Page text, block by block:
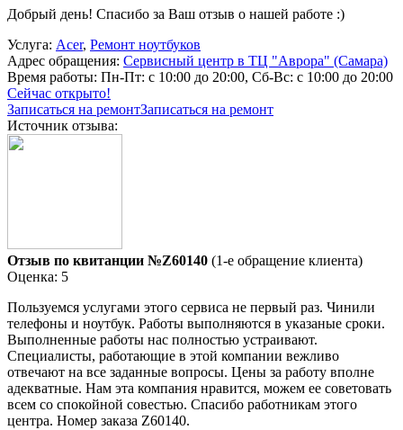
Добрый день! Спасибо за Ваш отзыв о нашей работе :)
Услуга: Acer, Ремонт ноутбуков
Адрес обращения: Сервисный центр в ТЦ "Аврора" (Самара)
Время работы: Пн-Пт: с 10:00 до 20:00, Сб-Вс: с 10:00 до 20:00
Сейчас открыто!
Записаться на ремонтЗаписаться на ремонт
Источник отзыва:
Отзыв по квитанции №Z60140 (1-е обращение клиента)
Оценка: 5
Пользуемся услугами этого сервиса не первый раз. Чинили
телефоны и ноутбук. Работы выполняются в указаные сроки.
Выполненные работы нас полностью устраивают.
Специалисты, работающие в этой компании вежливо
отвечают на все заданные вопросы. Цены за работу вполне
адекватные. Нам эта компания нравится, можем ее советовать
всем со спокойной совестью. Спасибо работникам этого
центра. Номер заказа Z60140.